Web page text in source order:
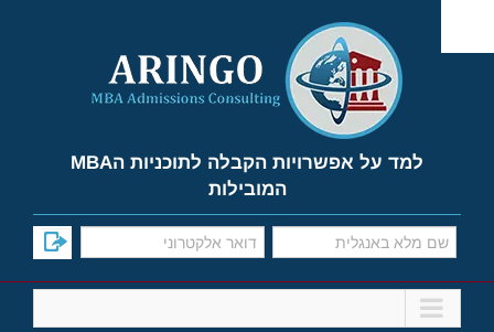
content
למד על אפשרויות הקבלה לתוכניות הMBA
המובילות